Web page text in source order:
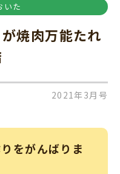
いた
焼肉万能たれ
2021年3月号
をがんばりま